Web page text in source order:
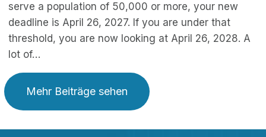
serve a population of 50,000 or more, your new
deadline is April 26, 2027. If you are under that
threshold, you are now looking at April 26, 2028. A
lot of…
Mehr Beiträge sehen